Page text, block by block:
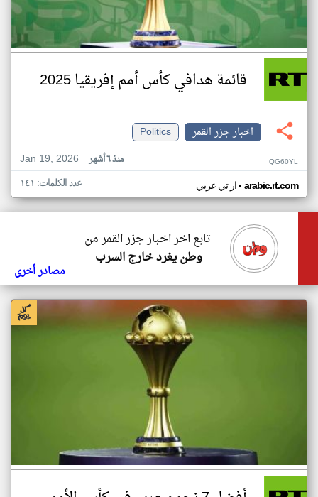
قائمة هدافي كأس أمم إفريقيا 2025
اخبار جزر القمر
Politics
Jan 19, 2026
منذ ٦ أشهر QG60YL
ار تي عربي• arabic.rt.com عدد الكلمات: ١٤١
تابع اخر اخبار جزر القمر من
وطن يغرد خارج السرب
مصادر أخرى